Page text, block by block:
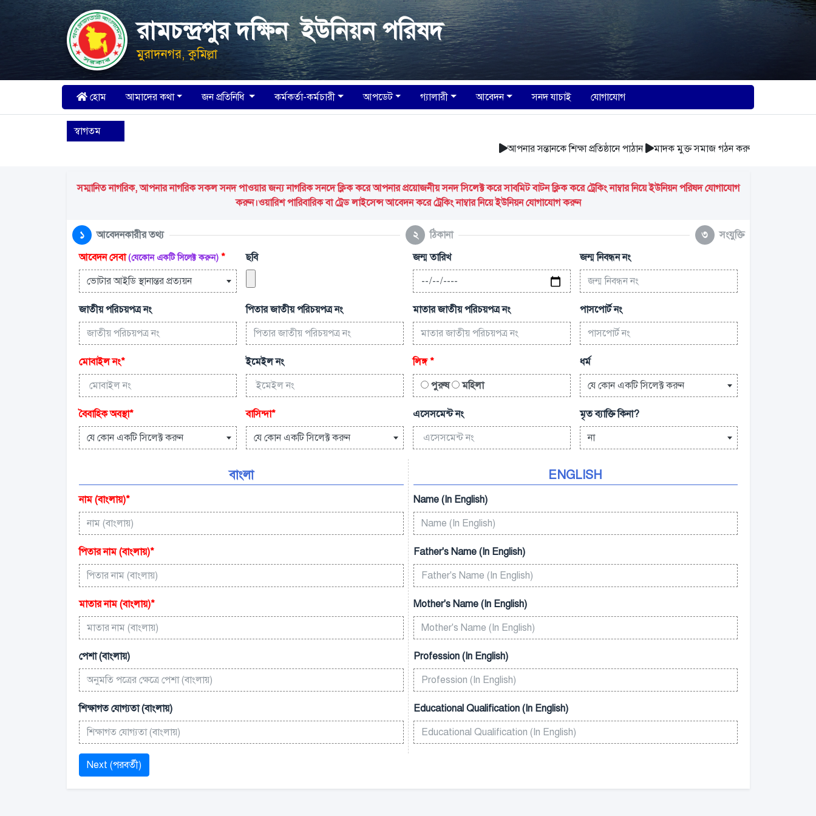
রামচন্দ্রপুর দক্ষিন ইউনিয়ন পরিষদ
মুরাদনগর, কুমিল্লা
হোম আমাদের কথা জন প্রতিনিধি কর্মকর্তা-কর্মচারী আপডেট গ্যালারী আবেদন সনদ যাচাই যোগাযোগ
স্বাগতম
আপনার সন্তানকে শিক্ষা প্রতিষ্ঠানে পাঠান
মাদক মুক্ত সমাজ গঠন করুন আবর্জনা সঠিক
সম্মানিত নাগরিক, আপনার নাগরিক সকল সনদ পাওয়ার জন্য নাগরিক সনদে ক্লিক করে আপনার প্রয়োজনীয় সনদ সিলেক্ট করে সাবমিট বাটন ক্লিক করে ট্রেকিং নাম্বার নিয়ে ইউনিয়ন পরিষদ যোগাযোগ
করুন।ওয়ারিশ পারিবারিক বা ট্রেড লাইসেন্স আবেদন করে ট্রেকিং নাম্বার নিয়ে ইউনিয়ন যোগাযোগ করুন
১ আবেদনকারীর তথ্য ২ ঠিকানা ৩
সংযুক্তি
আবেদন সেবা(যেকোন একটি সিলেক্ট করুন) *
ভোটার আইডি স্থানান্তর প্রত্যয়ন
ছবি জন্ম তারিখ জন্ম নিবন্ধন নং
জাতীয় পরিচয়পত্র নং পিতার জাতীয় পরিচয়পত্র নং মাতার জাতীয় পরিচয়পত্র নং পাসপোর্ট নং
মোবাইল নং* ইমেইল নং লিঙ্গ*
পুরুষ
মহিলা
ধর্ম
যে কোন একটি সিলেক্ট করুন
বৈবাহিক অবস্থা*
যে কোন একটি সিলেক্ট করুন
বাসিন্দা*
যে কোন একটি সিলেক্ট করুন
এসেসমেন্ট নং
মৃত ব্যাক্তি কিনা?
না
বাংলা
নাম (বাংলায়)*
পিতার নাম (বাংলায়)*
মাতার নাম (বাংলায়)*
পেশা (বাংলায়)
শিক্ষাগত যোগ্যতা (বাংলায়)
ENGLISH
Name (In English)
Father's Name (In English)
Mother's Name (In English)
Profession (In English)
Educational Qualification (In English)
Next (পরবর্তী)